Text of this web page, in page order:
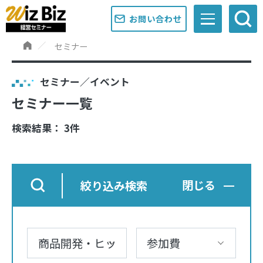
お問い合わせ
セミナー
セミナー／イベント
セミナー一覧
検索結果： 3件
絞り込み検索